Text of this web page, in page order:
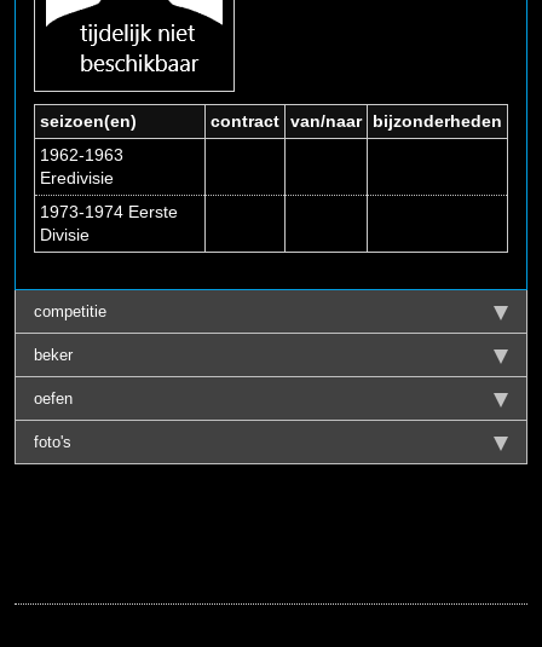
seizoen(en) contract van/naar
bijzonderheden
1962-1963
Eredivisie
1973-1974 Eerste
Divisie
competitie
beker
oefen
foto's